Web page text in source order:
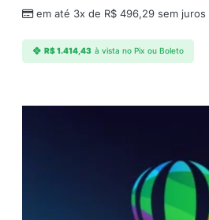
em até 3x de R$ 496,29 sem juros
R$1.414,43 à vista no Pix ou Boleto